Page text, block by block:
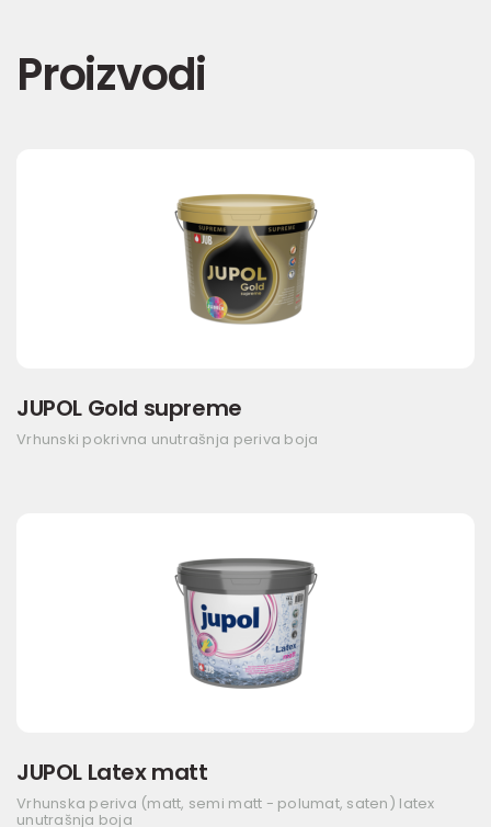
Proizvodi
JUPOL Gold supreme
Vrhunski pokrivna unutrašnja periva boja
JUPOL Latex matt
Vrhunska periva (matt, semi matt - polumat, saten) latex
unutrašnja boja